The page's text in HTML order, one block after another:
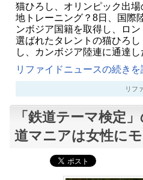
猫ひろし、オリンピック出
地トレーニング？8日、国際
ンボジア国籍を取得し、ロ
選ばれたタレントの猫ひろ
し、カンボジア陸連に通達
リファイドニュースの続きを
リフ
「鉄道テーマ検定
道マニアは女性にモ